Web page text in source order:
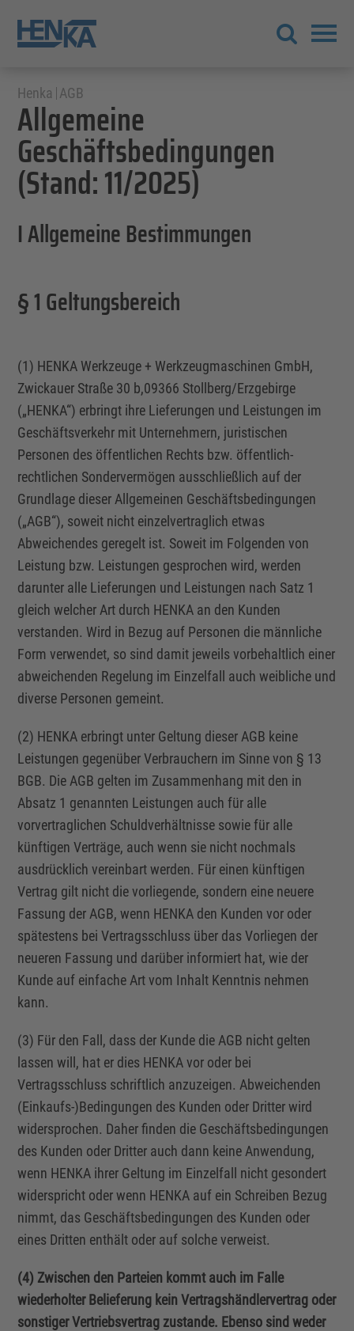
Henka AGB
Allgemeine
Geschäftsbedingungen
(Stand: 11/2025)
I Allgemeine Bestimmungen
§ 1 Geltungsbereich
(1) HENKA Werkzeuge + Werkzeugmaschinen GmbH,
Zwickauer Straße 30 b,09366 Stollberg/Erzgebirge
(„HENKA“) erbringt ihre Lieferungen und Leistungen im
Geschäftsverkehr mit Unternehmern, juristischen
Personen des öffentlichen Rechts bzw. öffentlich-
rechtlichen Sondervermögen ausschließlich auf der
Grundlage dieser Allgemeinen Geschäftsbedingungen
(„AGB“), soweit nicht einzelvertraglich etwas
Abweichendes geregelt ist. Soweit im Folgenden von
Leistung bzw. Leistungen gesprochen wird, werden
darunter alle Lieferungen und Leistungen nach Satz 1
gleich welcher Art durch HENKA an den Kunden
verstanden. Wird in Bezug auf Personen die männliche
Form verwendet, so sind damit jeweils vorbehaltlich einer
abweichenden Regelung im Einzelfall auch weibliche und
diverse Personen gemeint.
(2) HENKA erbringt unter Geltung dieser AGB keine
Leistungen gegenüber Verbrauchern im Sinne von § 13
BGB. Die AGB gelten im Zusammenhang mit den in
Absatz 1 genannten Leistungen auch für alle
vorvertraglichen Schuldverhältnisse sowie für alle
künftigen Verträge, auch wenn sie nicht nochmals
ausdrücklich vereinbart werden. Für einen künftigen
Vertrag gilt nicht die vorliegende, sondern eine neuere
Fassung der AGB, wenn HENKA den Kunden vor oder
spätestens bei Vertragsschluss über das Vorliegen der
neueren Fassung und darüber informiert hat, wie der
Kunde auf einfache Art vom Inhalt Kenntnis nehmen
kann.
(3) Für den Fall, dass der Kunde die AGB nicht gelten
lassen will, hat er dies HENKA vor oder bei
Vertragsschluss schriftlich anzuzeigen. Abweichenden
(Einkaufs-)Bedingungen des Kunden oder Dritter wird
widersprochen. Daher finden die Geschäftsbedingungen
des Kunden oder Dritter auch dann keine Anwendung,
wenn HENKA ihrer Geltung im Einzelfall nicht gesondert
widerspricht oder wenn HENKA auf ein Schreiben Bezug
nimmt, das Geschäftsbedingungen des Kunden oder
eines Dritten enthält oder auf solche verweist.
(4) Zwischen den Parteien kommt auch im Falle
wiederholter Belieferung kein Vertragshändlervertrag oder
sonstiger Vertriebsvertrag zustande. Ebenso sind weder